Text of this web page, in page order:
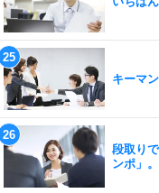
キーマ
段取り
ンポ」。